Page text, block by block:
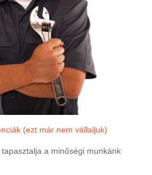
(ezt már nem vállaljuk)
a minőségi munkánk